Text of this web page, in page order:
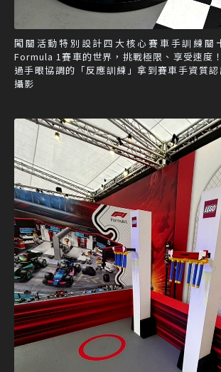
闖關活動特別設計四大核心賽車手訓練關
Formula 1賽車的世界，挑戰極限、享受速度
過手眼協調的「反應訓練」拿到賽車手資質
攝影